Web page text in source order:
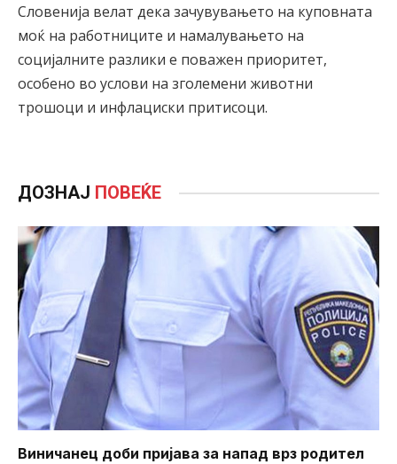
Словенија велат дека зачувувањето на куповната
моќ на работниците и намалувањето на
социјалните разлики е поважен приоритет,
особено во услови на зголемени животни
трошоци и инфлациски притисоци.
ДОЗНАЈ ПОВЕЌЕ
Виничанец доби пријава за напад врз родител